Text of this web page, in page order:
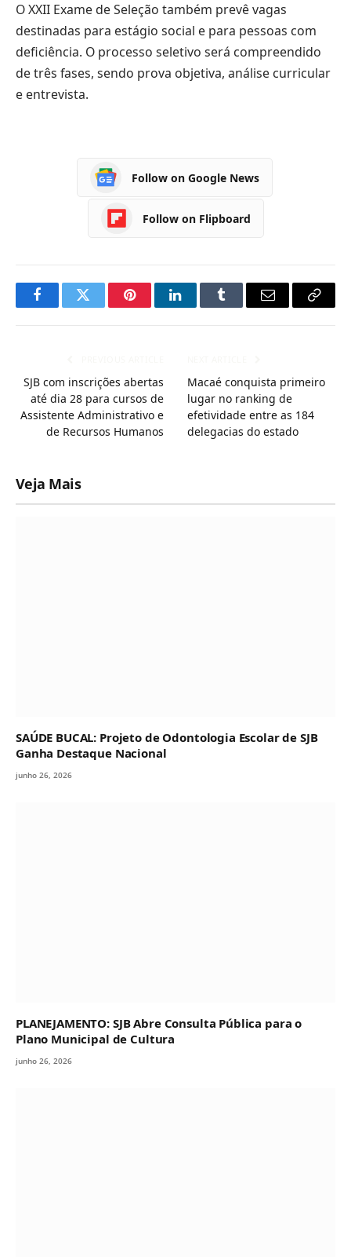
O XXII Exame de Seleção também prevê vagas
destinadas para estágio social e para pessoas com
deficiência. O processo seletivo será compreendido
de três fases, sendo prova objetiva, análise curricular
e entrevista.
Follow on Google News
Follow on Flipboard
FacebookTwitter PinterestLinkedInTumblr Email
Copy
SJB com inscrições abertas
até dia 28 para cursos de
Assistente Administrativo e
de Recursos Humanos
Macaé conquista primeiro
lugar no ranking de
efetividade entre as 184
delegacias do estado
Veja Mais
SAÚDE BUCAL: Projeto de Odontologia Escolar de SJB
Ganha Destaque Nacional
junho 26, 2026
PLANEJAMENTO: SJB Abre Consulta Pública para o
Plano Municipal de Cultura
junho 26, 2026